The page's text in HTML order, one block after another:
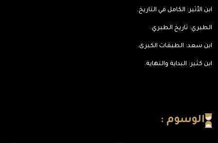
ابن الأثير: الكامل في التاريخ.
الطبري: تاريخ الطبري.
ابن سعد: الطبقات الكبرى.
ابن كثير: البداية والنهاية.
الوسوم :